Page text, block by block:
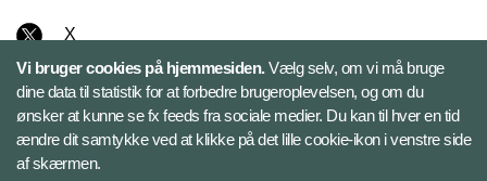
X
Instagram
Bluesky
Vi bruger cookies på hjemmesiden.Vælg selv, om vi må bruge
dine data til statistik for at forbedre brugeroplevelsen, og om du
ønsker at kunne se fx feeds fra sociale medier. Du kan til hver en tid
ændre dit samtykke ved at klikke på det lille cookie-ikon i venstre side
af skærmen.